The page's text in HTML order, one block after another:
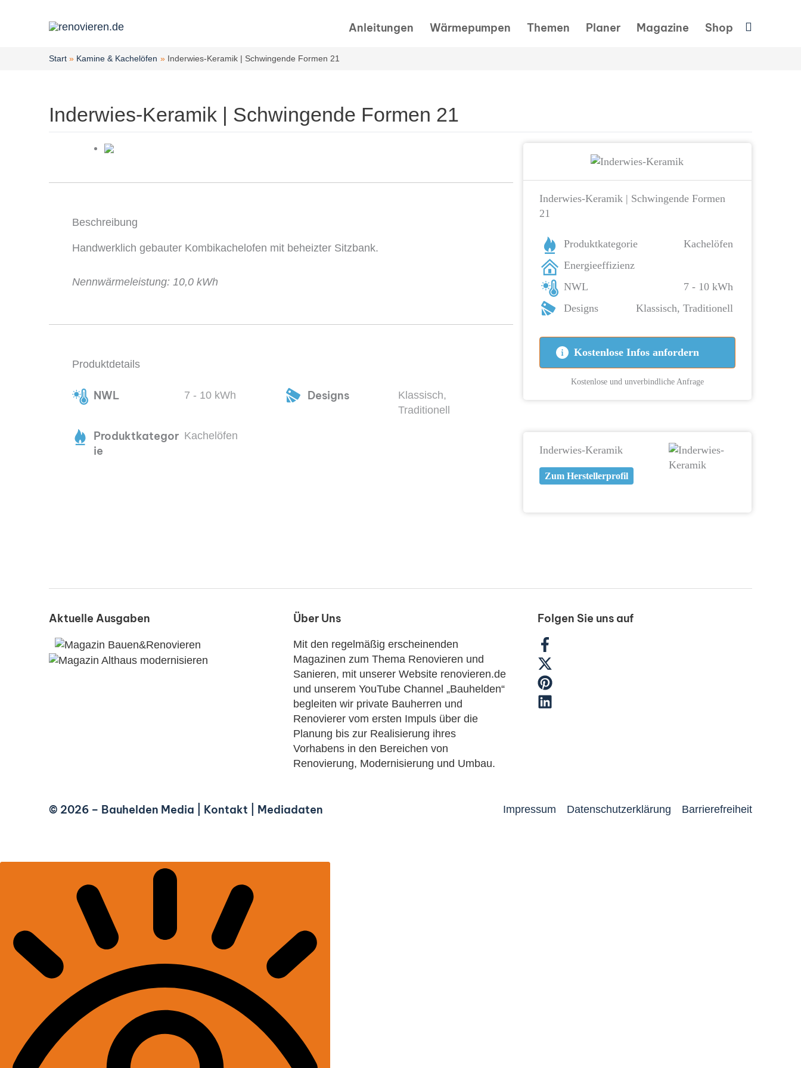
Anleitungen Wärmepumpen Themen Planer Magazine Shop Suchen
Start Kamine & Kachelöfen Inderwies-Keramik | Schwingende Formen 21
Inderwies-Keramik | Schwingende Formen 21
Beschreibung
Handwerklich gebauter Kombikachelofen mit beheizter Sitzbank.
Nennwärmeleistung: 10,0 kWh
Produktdetails
NWL 7 - 10 kWh Designs
Klassisch,
Traditionell
Produktkategor
ie
Kachelöfen
Inderwies-Keramik | Schwingende Formen
21
Produktkategorie
Kachelöfen
Energieeffizienz
NWL
7 - 10 kWh
Designs
Klassisch, Traditionell
Kostenlose Infos anfordern
Kostenlose und unverbindliche Anfrage
Inderwies-Keramik
Zum Herstellerprofil
Aktuelle Ausgaben Über Uns
Mit den regelmäßig erscheinenden
Magazinen zum Thema Renovieren und
Sanieren, mit unserer Website renovieren.de
und unserem YouTube Channel „Bauhelden“
begleiten wir private Bauherren und
Renovierer vom ersten Impuls über die
Planung bis zur Realisierung ihres
Vorhabens in den Bereichen von
Renovierung, Modernisierung und Umbau.
Folgen Sie uns auf
© 2026 – Bauhelden Media Kontakt Mediadaten Impressum Datenschutzerklärung Barrierefreiheit